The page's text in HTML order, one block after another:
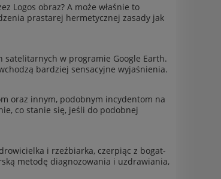
Logos obraz? A może właśnie to
prastarej her­me­ty­cznej zasady jak
w pro­gramie Google Earth.
bardziej sen­sacyjne wyjaśnienia.
oraz innym, podob­nym incy­den­tom na
co stanie się, jeśli do podob­nej
i rzeźbiarka, czer­piąc z bogat­
metodę diag­no­zowa­nia i uzdraw­ia­nia,